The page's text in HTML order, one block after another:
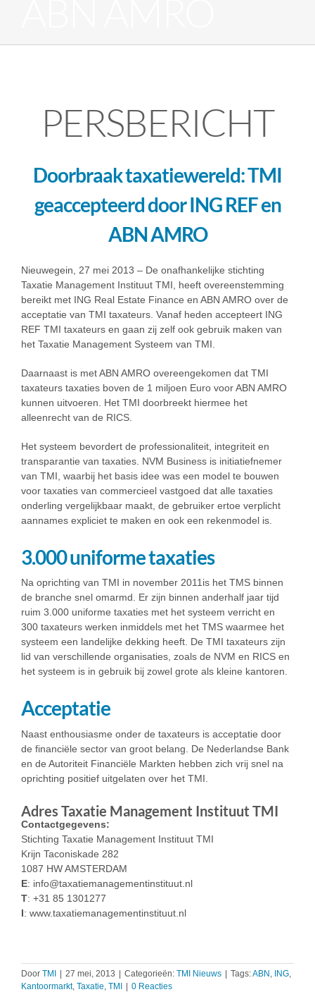
PERSBERICHT
Doorbraak taxatiewereld: TMI
geaccepteerd door ING REF en
ABN AMRO
Nieuwegein, 27 mei 2013 – De onafhankelijke stichting
Taxatie Management Instituut TMI, heeft overeenstemming
bereikt met ING Real Estate Finance en ABN AMRO over de
acceptatie van TMI taxateurs. Vanaf heden accepteert ING
REF TMI taxateurs en gaan zij zelf ook gebruik maken van
het Taxatie Management Systeem van TMI.
Daarnaast is met ABN AMRO overeengekomen dat TMI
taxateurs taxaties boven de 1 miljoen Euro voor ABN AMRO
kunnen uitvoeren. Het TMI doorbreekt hiermee het
alleenrecht van de RICS.
Het systeem bevordert de professionaliteit, integriteit en
transparantie van taxaties. NVM Business is initiatiefnemer
van TMI, waarbij het basis idee was een model te bouwen
voor taxaties van commercieel vastgoed dat alle taxaties
onderling vergelijkbaar maakt, de gebruiker ertoe verplicht
aannames expliciet te maken en ook een rekenmodel is.
3.000 uniforme taxaties
Na oprichting van TMI in november 2011is het TMS binnen
de branche snel omarmd. Er zijn binnen anderhalf jaar tijd
ruim 3.000 uniforme taxaties met het systeem verricht en
300 taxateurs werken inmiddels met het TMS waarmee het
systeem een landelijke dekking heeft. De TMI taxateurs zijn
lid van verschillende organisaties, zoals de NVM en RICS en
het systeem is in gebruik bij zowel grote als kleine kantoren.
Acceptatie
Naast enthousiasme onder de taxateurs is acceptatie door
de financiële sector van groot belang. De Nederlandse Bank
en de Autoriteit Financiële Markten hebben zich vrij snel na
oprichting positief uitgelaten over het TMI.
Adres Taxatie Management Instituut TMI
Contactgegevens:
Stichting Taxatie Management Instituut TMI
Krijn Taconiskade 282
1087 HW AMSTERDAM
E: info@taxatiemanagementinstituut.nl
T: +31 85 1301277
I: www.taxatiemanagementinstituut.nl
Door TMI | 27 mei, 2013 | Categorieën: TMI Nieuws | Tags:ABN ING
Kantoormarkt, Taxatie TMI | 0 Reacties